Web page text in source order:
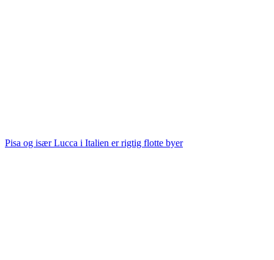
Pisa og især Lucca i Italien er rigtig flotte byer